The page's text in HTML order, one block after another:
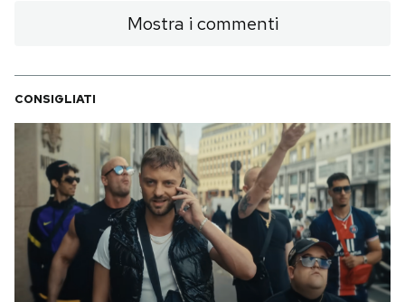
Mostra i commenti
CONSIGLIATI